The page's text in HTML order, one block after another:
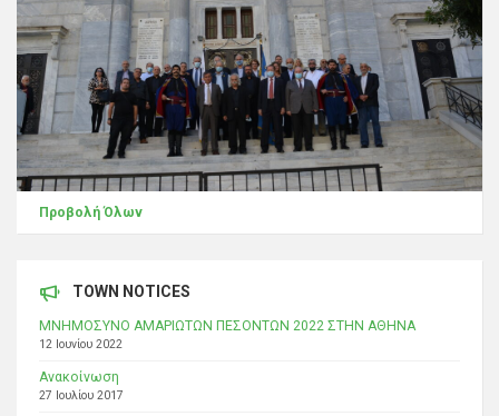
Προβολή Όλων
TOWN NOTICES
ΜΝΗΜΟΣΥΝΟ ΑΜΑΡΙΩΤΩΝ ΠΕΣΟΝΤΩΝ 2022 ΣΤΗΝ ΑΘΗΝΑ
12 Ιουνίου 2022
Ανακοίνωση
27 Ιουλίου 2017